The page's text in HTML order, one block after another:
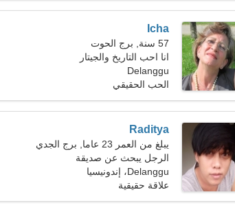
Icha
57 سنة, برج الحوت
انا احب التاريخ والجيتار
Delanggu
الحب الحقيقي
Raditya
يبلغ من العمر 23 عاما, برج الجدي
الرجل يبحث عن صديقة
Delanggu، إندونيسيا
علاقة حقيقية